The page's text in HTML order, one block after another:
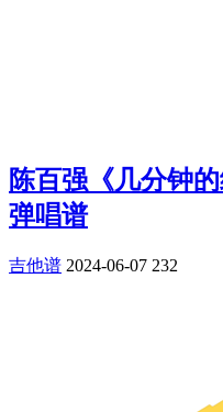
陈百强《几分钟
弹唱谱
吉他谱 2024-06-07 232